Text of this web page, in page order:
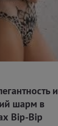
и
шарм в
Bip-Bip